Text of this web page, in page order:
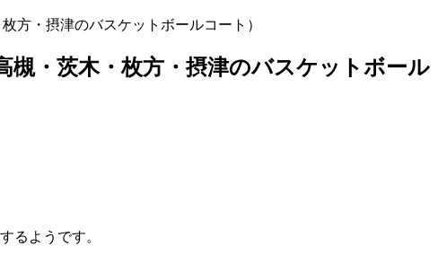
方・摂津のバスケットボールコート）
・茨木・枚方・摂津のバスケットボール
るようです。